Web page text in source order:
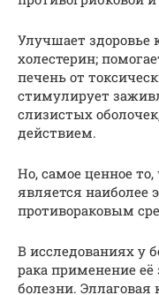
Улучшает здоровье
холестерин;
печень от
стимулирует
слизистых
действием.
Но, самое ценное
является
противораковым
В исследованиях у
рака применение её
болезни. Эллаговая